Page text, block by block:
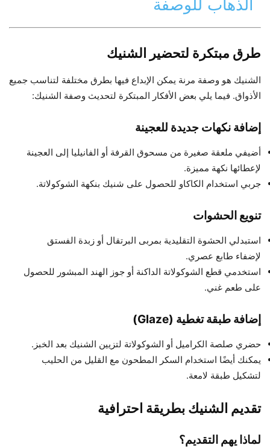
الذهاب للوصفة
طرق مبتكرة لتحضير الشنيك
الشنيك هو وصفة مرنة يمكن الإبداع فيها بطرق مختلفة لتناسب جميع
الأذواق. فيما يلي بعض الأفكار المبتكرة لتحديث وصفة الشنيك:
إضافة نكهات جديدة للعجينة
أضيفي ملعقة صغيرة من مسحوق القرفة أو الفانيليا إلى العجينة
لإعطائها نكهة مميزة.
جربي استخدام الكاكاو للحصول على شنيك بنكهة الشوكولاتة.
تنويع الحشوات
استبدلي الحشوة التقليدية بمربى البرتقال أو زبدة الفستق
لإضفاء طابع عصري.
استخدمي قطع الشوكولاتة الداكنة أو جوز الهند المبشور للحصول
على طعم غني.
إضافة طبقة تغطية (Glaze)
حضري صلصة الكراميل أو الشوكولاتة لتزيين الشنيك بعد الخبز.
يمكنك أيضًا استخدام السكر المطحون مع القليل من الحليب
لتشكيل طبقة لامعة.
تقديم الشنيك بطريقة احترافية
لماذا يهم التقديم؟